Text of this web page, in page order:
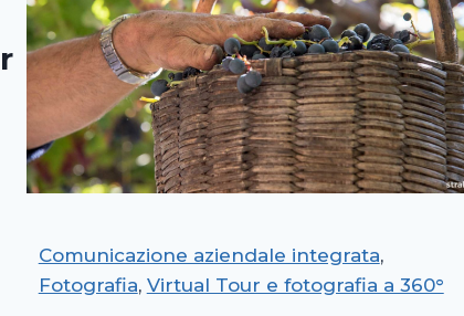
Comunicazione aziendale integrata,
Fotografia, Virtual Tour e fotografia a 360°